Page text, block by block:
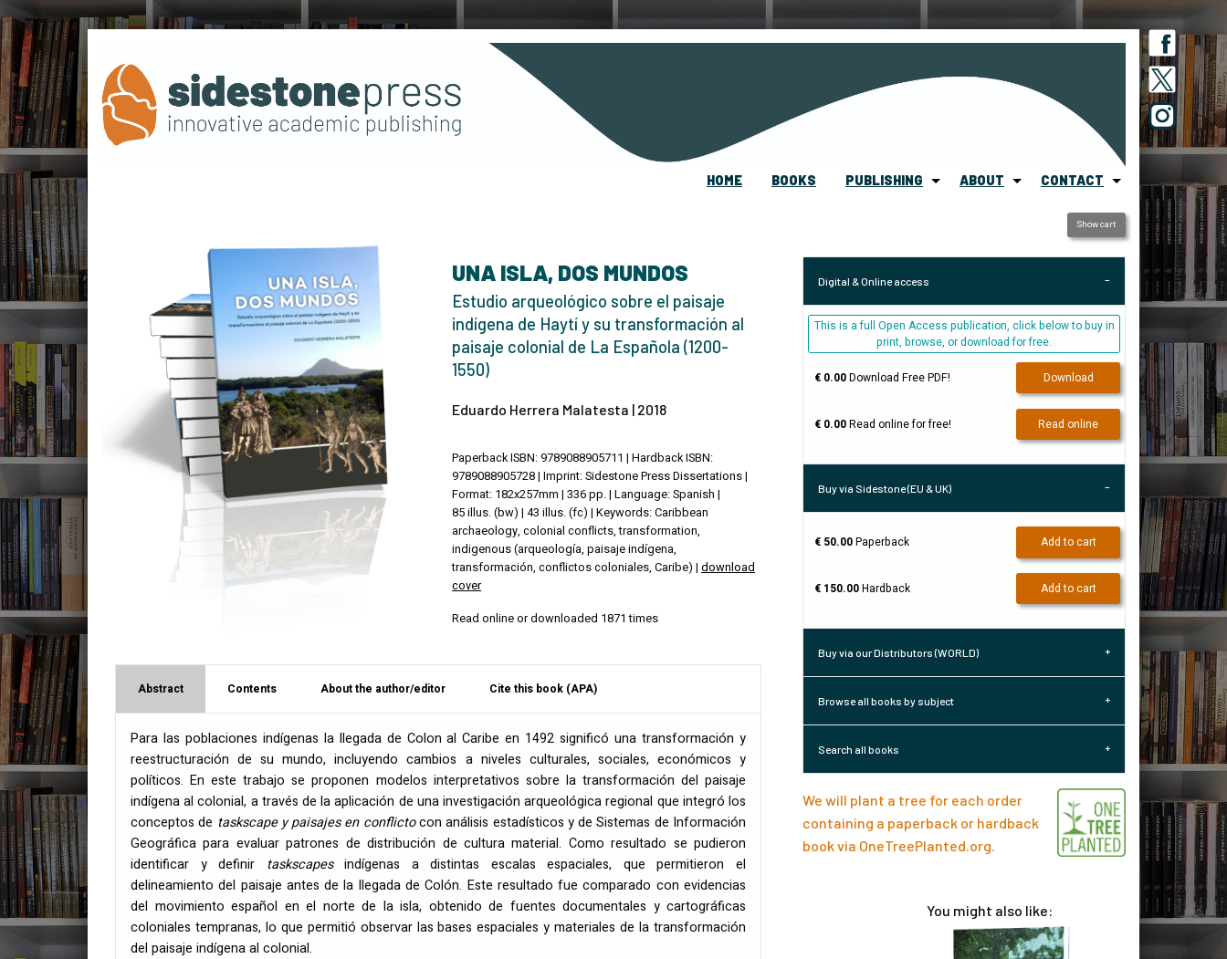
HOME BOOKS PUBLISHING ABOUT CONTACT
UNA ISLA, DOS MUNDOS
Estudio arqueológico sobre el paisaje
indígena de Haytí y su transformación al
paisaje colonial de La Española (1200-
1550)
Eduardo Herrera Malatesta | 2018
Paperback ISBN: 9789088905711 | Hardback ISBN:
9789088905728 | Imprint: Sidestone Press Dissertations |
Format: 182x257mm | 336 pp. | Language: Spanish |
85 illus. (bw) | 43 illus. (fc) | Keywords: Caribbean
archaeology, colonial conflicts, transformation,
indigenous (arqueología, paisaje indígena,
transformación, conflictos coloniales, Caribe) | download
cover
Read online or downloaded 1871 times
Abstract Contents About the author/editor Cite this book (APA)
Para las poblaciones indígenas la llegada de Colon al Caribe en 1492 significó una transformación y
reestructuración de su mundo, incluyendo cambios a niveles culturales, sociales, económicos y
políticos. En este trabajo se proponen modelos interpretativos sobre la transformación del paisaje
indígena al colonial, a través de la aplicación de una investigación arqueológica regional que integró los
conceptos de taskscape y paisajes en conflictocon análisis estadísticos y de Sistemas de Información
Geográfica para evaluar patrones de distribución de cultura material. Como resultado se pudieron
identificar y definir taskscapesindígenas a distintas escalas espaciales, que permitieron el
delineamiento del paisaje antes de la llegada de Colón. Este resultado fue comparado con evidencias
del movimiento español en el norte de la isla, obtenido de fuentes documentales y cartográficas
coloniales tempranas, lo que permitió observar las bases espaciales y materiales de la transformación
del paisaje indígena al colonial.
Show cart
Digital & Online access
This is a full Open Access publication, click below to buy in
print, browse, or download for free.
€ 0.00Download Free PDF! Download
€ 0.00Read online for free! Read online
Buy via Sidestone (EU & UK)
€ 50.00Paperback Add to cart
€ 150.00Hardback Add to cart
Buy via our Distributors (WORLD)
Browse all books by subject
Search all books
We will plant a tree for each order
containing a paperback or hardback
book via OneTreePlanted.org.
You might also like: